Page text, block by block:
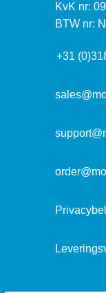
a
t
a
s
I
n
o
m
KvK nr:
BTW nr:
+31